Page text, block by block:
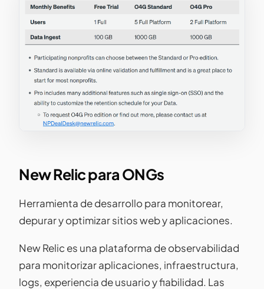
New Relic para ONGs
Herramienta de desarrollo para monitorear,
depurar y optimizar sitios web y aplicaciones.
New Relic es una plataforma de observabilidad
para monitorizar aplicaciones, infraestructura,
logs, experiencia de usuario y fiabilidad. Las